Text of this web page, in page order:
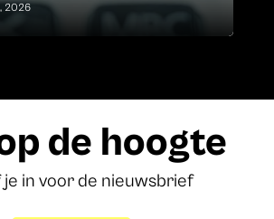
2026
de hoogte
in voor de nieuwsbrief